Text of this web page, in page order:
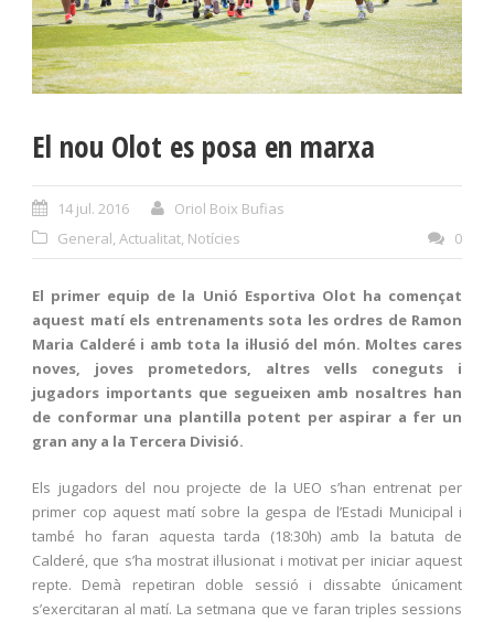
El nou Olot es posa en marxa
14 jul. 2016
Oriol Boix Bufias
General, Actualitat, Notícies 0
El primer equip de la Unió Esportiva Olot ha començat
aquest matí els entrenaments sota les ordres de Ramon
Maria Calderé i amb tota la il·lusió del món. Moltes cares
noves, joves prometedors, altres vells coneguts i
jugadors importants que segueixen amb nosaltres han
de conformar una plantilla potent per aspirar a fer un
gran any a la Tercera Divisió.
Els jugadors del nou projecte de la UEO s’han entrenat per
primer cop aquest matí sobre la gespa de l’Estadi Municipal i
també ho faran aquesta tarda (18:30h) amb la batuta de
Calderé, que s’ha mostrat il·lusionat i motivat per iniciar aquest
repte. Demà repetiran doble sessió i dissabte únicament
s’exercitaran al matí. La setmana que ve faran triples sessions